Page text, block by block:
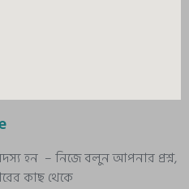
হন – নিজে বলুন আপনার প্রশ্ন,
কাছ থেকে